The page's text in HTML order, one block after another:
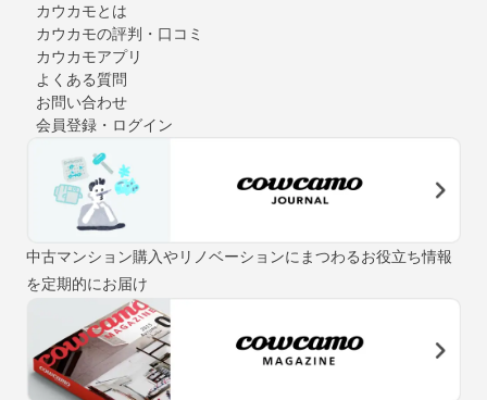
カウカモとは
カウカモの評判・口コミ
カウカモアプリ
よくある質問
お問い合わせ
会員登録・ログイン
中古マンション購入やリノベーションにまつわるお役立ち情報
を定期的にお届け